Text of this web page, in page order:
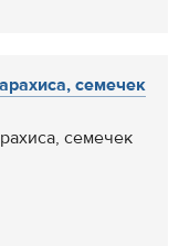
семечек
семечек